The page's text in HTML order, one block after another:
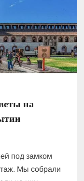
на
под замком
Мы собрали